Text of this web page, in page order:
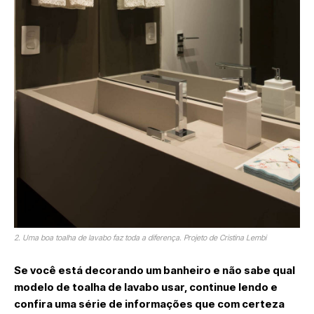
2. Uma boa toalha de lavabo faz toda a diferença. Projeto de Cristina Lembi
Se você está decorando um banheiro e não sabe qual
modelo de toalha de lavabo usar, continue lendo e
confira uma série de informações que com certeza